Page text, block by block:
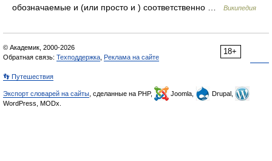
обозначаемые и (или просто и ) соответственно …
Википедия
18+
© Академик, 2000-2026
Обратная связь: Техподдержка Реклама на сайте
👣 Путешествия
Экспорт словарей на сайты , сделанные на PHP, Joomla,
Drupal,
WordPress, MODx.